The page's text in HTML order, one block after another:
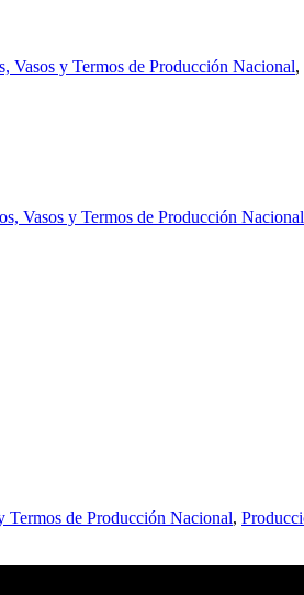
Vasos y Termos de Producción Nacional,
Vasos y Termos de Producción Nacional
Termos de Producción Nacional,